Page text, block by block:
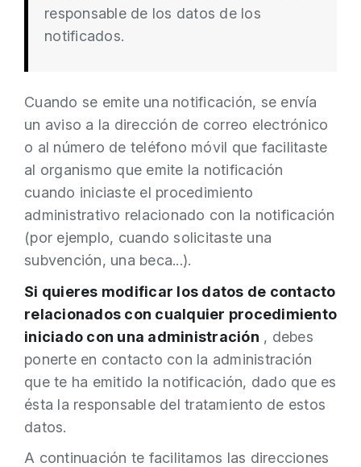
responsable de los datos de los
notificados.
Cuando se emite una notificación, se envía
un aviso a la dirección de correo electrónico
o al número de teléfono móvil que facilitaste
al organismo que emite la notificación
cuando iniciaste el procedimiento
administrativo relacionado con la notificación
(por ejemplo, cuando solicitaste una
subvención, una beca...).
Si quieres modificar los datos de contacto
relacionados con cualquier procedimiento
iniciado con una administración , debes
ponerte en contacto con la administración
que te ha emitido la notificación, dado que es
ésta la responsable del tratamiento de estos
datos.
A continuación te facilitamos las direcciones